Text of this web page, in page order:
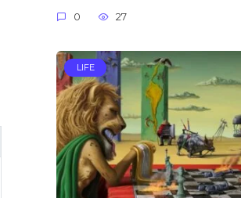
0 27
LIFE